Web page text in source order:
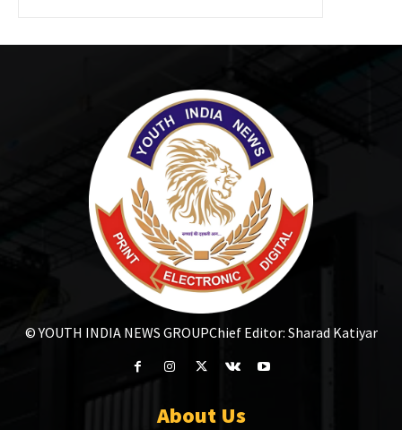
© YOUTH INDIA NEWS GROUPChief Editor: Sharad Katiyar
About Us